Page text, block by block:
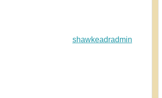
shawkeadradmin